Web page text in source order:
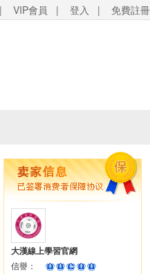
VIP會員 | 登入 | 免費註冊
大漢線上學習官網
信譽：